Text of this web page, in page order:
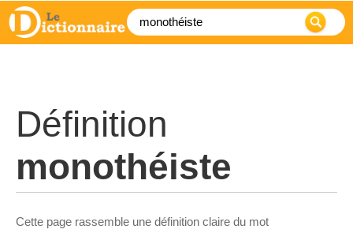
Définition
monothéiste
Cette page rassemble une définition claire du mot